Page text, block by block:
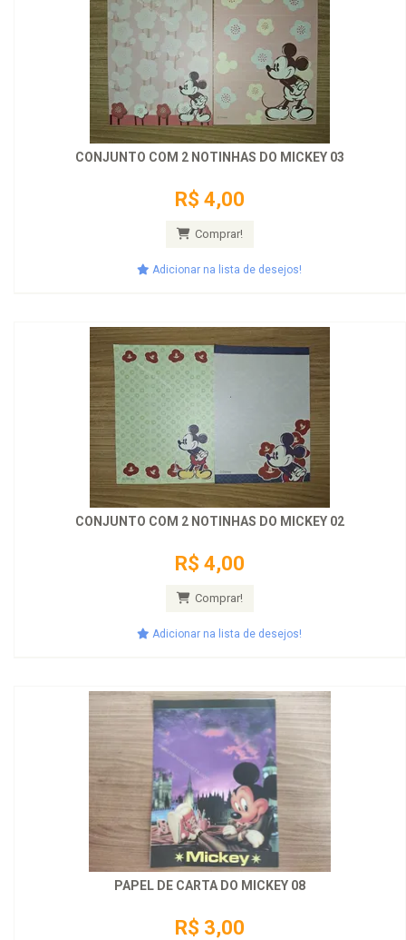
CONJUNTO COM 2 NOTINHAS DO MICKEY 03
R$ 4,00
Comprar!
Adicionar na lista de desejos!
CONJUNTO COM 2 NOTINHAS DO MICKEY 02
R$ 4,00
Comprar!
Adicionar na lista de desejos!
PAPEL DE CARTA DO MICKEY 08
R$ 3,00